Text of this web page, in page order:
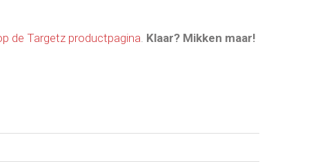
de Targetz productpagina Klaar? Mikken maar!